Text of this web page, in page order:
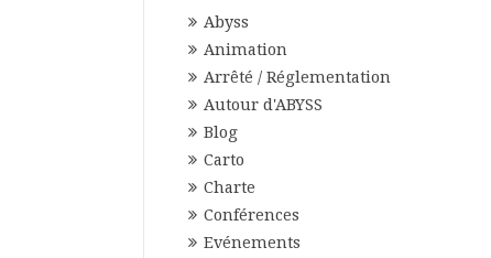
Abyss
Animation
Arrêté / Réglementation
Autour d'ABYSS
Blog
Carto
Charte
Conférences
Evénements